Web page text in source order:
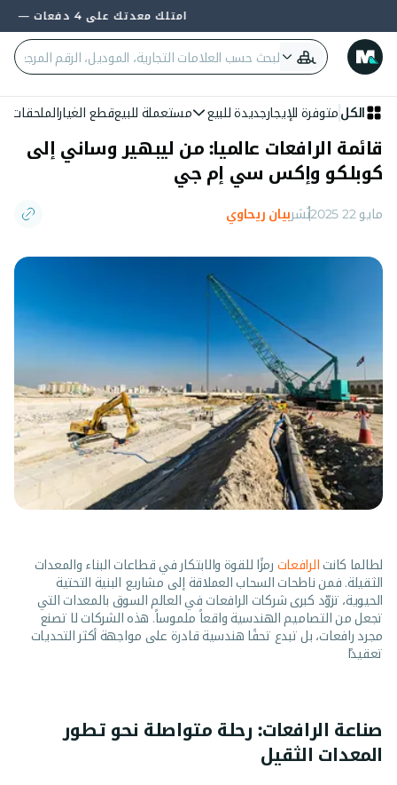
امتلك معدتك على 4 دفعات — 0% فائدة وبدون بنك
الكل متوفرة للإيجارجديدة للبيع مستعملة للبيعقطع الغيارالملحقات
قائمة الرافعات عالميا: من ليبهير وساني إلى
كوبلكو وإكس سي إم جي
مايو 22 2025 نُشربيان ريحاوي
لطالما كانت الرافعات رمزًا للقوة والابتكار في قطاعات البناء والمعدات
الثقيلة. فمن ناطحات السحاب العملاقة إلى مشاريع البنية التحتية
الحيوية، تزوّد كبرى شركات الرافعات في العالم السوق بالمعدات التي
تجعل من التصاميم الهندسية واقعاً ملموساً. هذه الشركات لا تصنع
مجرد رافعات، بل تبدع تحفًا هندسية قادرة على مواجهة أكثر التحديات
تعقيدًا
صناعة الرافعات: رحلة متواصلة نحو تطور
المعدات الثقيل